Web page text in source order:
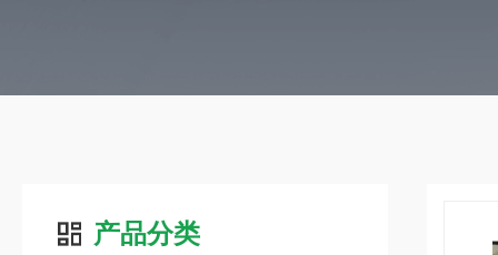
产品分类